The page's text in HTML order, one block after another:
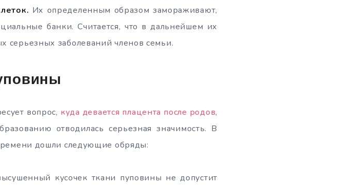
Их определенным образом замораживают,
банки. Считается, что в дальнейшем их
серьезных заболеваний членов семьи.
вопрос, куда девается плацента после родов,
отводилась серьезная значимость. В
дошли следующие обряды:
кусочек ткани пуповины не допустит